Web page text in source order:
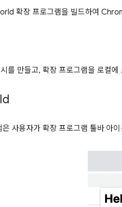
확장 프로그램을 빌드하여
를 만들고, 확장 프로그램을 로컬
은 사용자가 확장 프로그램 툴바 아